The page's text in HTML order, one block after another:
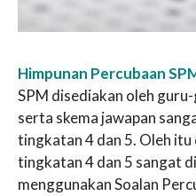
Himpunan Percubaan
SPM disediakan oleh
serta skema jawapan
tingkatan 4 dan 5. Oleh itu
tingkatan 4 dan 5 sangat
menggunakan Soalan